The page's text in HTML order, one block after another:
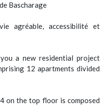
Bascharage
agréable, accessibilité et
a new residential project
12 apartments divided
on the top floor is composed